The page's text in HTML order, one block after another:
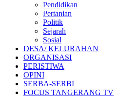
Pendidikan
Pertanian
Politik
Sejarah
Sosial
DESA/ KELURAHAN
ORGANISASI
PERISTIWA
OPINI
SERBA-SERBI
FOCUS TANGERANG TV